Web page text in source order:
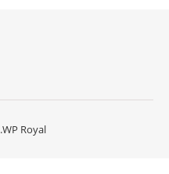
.WP Royal